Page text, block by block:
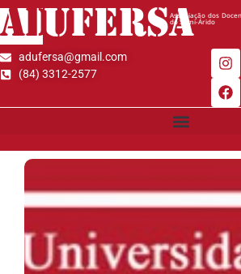
ADUFERSAAssociação dos
do Semi-Árido
adufersa@gmail.com
(84) 3312-2577